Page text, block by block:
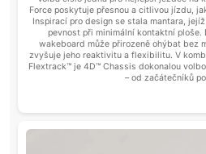
Force poskytuje přesnou a citlivou jízdu,
Inspirací pro design se stala mantara,
pevnost při minimální kontaktní ploše.
wakeboard může přirozeně ohýbat bez
zvyšuje jeho reaktivitu a flexibilitu. V
Flextrack™ je 4D™ Chassis dokonalou
– od začátečníků